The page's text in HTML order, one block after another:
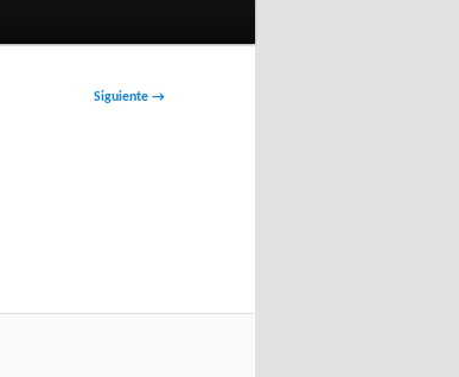
Siguiente →